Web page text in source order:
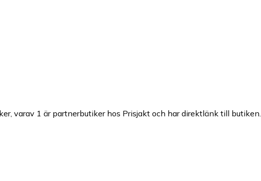
varav 1 är partnerbutiker hos Prisjakt och har direktlänk till butiken.